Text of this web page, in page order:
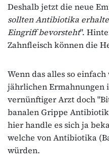
Deshalb jetzt die neue
sollten Antibiotika
Eingriff bevorsteht".
Zahnfleisch können die
Wenn das alles so
jährlichen Ermahnungen
vernünftiger Arzt doch
banalen Grippe
hier handle es sich ja
welche von Antibiotika
würden.